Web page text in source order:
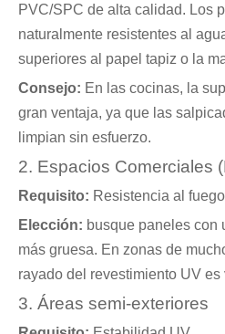
PVC/SPC de alta calidad. Los
naturalmente resistentes al
superiores al papel tapiz o la
Consejo: En las cocinas, la
gran ventaja, ya que las
limpian sin esfuerzo.
2. Espacios Comerciales
Requisito: Resistencia al
Elección: busque paneles con
más gruesa. En zonas de
rayado del revestimiento UV es
3. Áreas semi-exteriores